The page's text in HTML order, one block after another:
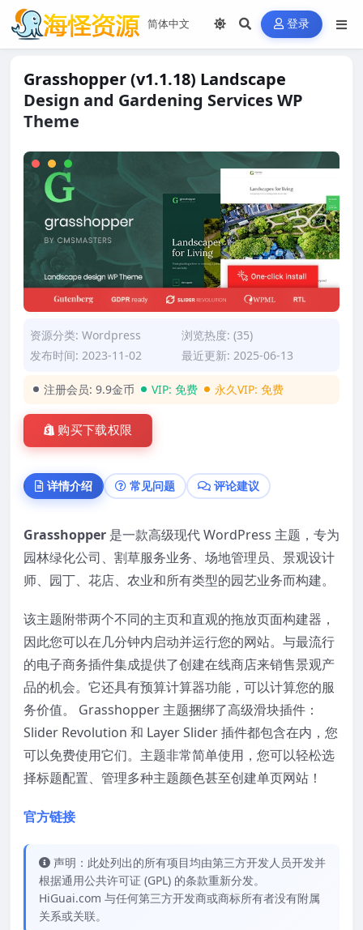
登录
Grasshopper (v1.1.18) Landscape
Design and Gardening Services WP
Theme
资源分类: Wordpress
浏览热度: (35)
发布时间: 2023-11-02
最近更新: 2025-06-13
注册会员: 9.9金币 VIP: 免费 永久VIP: 免费
购买下载权限
详情介绍 常见问题 评论建议
Grasshopper 是一款高级现代 WordPress 主题，专为
园林绿化公司、割草服务业务、场地管理员、景观设计
师、园丁、花店、农业和所有类型的园艺业务而构建。
该主题附带两个不同的主页和直观的拖放页面构建器，
因此您可以在几分钟内启动并运行您的网站。与最流行
的电子商务插件集成提供了创建在线商店来销售景观产
品的机会。它还具有预算计算器功能，可以计算您的服
务价值。 Grasshopper 主题捆绑了高级滑块插件：
Slider Revolution 和 Layer Slider 插件都包含在内，您
可以免费使用它们。主题非常简单使用，您可以轻松选
择标题配置、管理多种主题颜色甚至创建单页网站！
官方链接
声明：此处列出的所有项目均由第三方开发人员开发并
根据通用公共许可证 (GPL) 的条款重新分发。
HiGuai.com 与任何第三方开发商或商标所有者没有附属
关系或关联。